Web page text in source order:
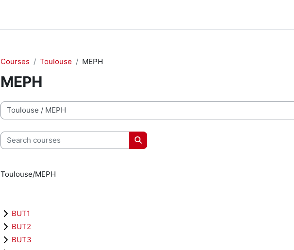
Courses Toulouse MEPH
MEPH
Course categories
Search courses
Search courses
Toulouse/MEPH
BUT1
BUT2
BUT3